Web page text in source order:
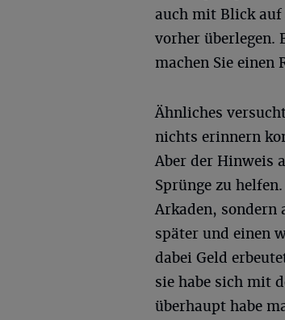
auch mit Blick auf
vorher überlegen.
machen Sie einen
Ähnliches
nichts erinnern
Aber der Hinweis
Sprünge zu
Arkaden, sondern
später und einen
dabei Geld
sie habe sich mit
überhaupt habe